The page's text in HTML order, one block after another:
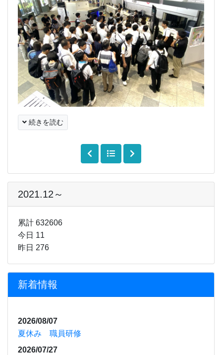
続きを読む
2021.12～
累計 632606
今日 11
昨日 276
新着情報
2026/08/07
夏休み 職員研修
2026/07/27